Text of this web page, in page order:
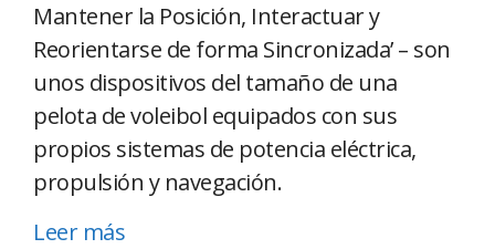
Mantener la Posición, Interactuar y
Reorientarse de forma Sincronizada’ – son
unos dispositivos del tamaño de una
pelota de voleibol equipados con sus
propios sistemas de potencia eléctrica,
propulsión y navegación.
Leer más